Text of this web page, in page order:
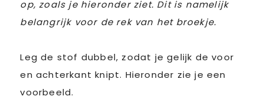
op, zoals je hieronder ziet. Dit is namelijk
belangrijk voor de rek van het broekje.
Leg de stof dubbel, zodat je gelijk de voor
en achterkant knipt. Hieronder zie je een
voorbeeld.